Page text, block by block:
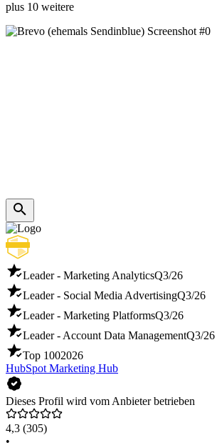
plus 10 weitere
Leader - Marketing AnalyticsQ3/26
Leader - Social Media AdvertisingQ3/26
Leader - Marketing PlatformsQ3/26
Leader - Account Data ManagementQ3/26
Top 1002026
HubSpot Marketing Hub
Dieses Profil wird vom Anbieter betrieben
4,3 (305)
•